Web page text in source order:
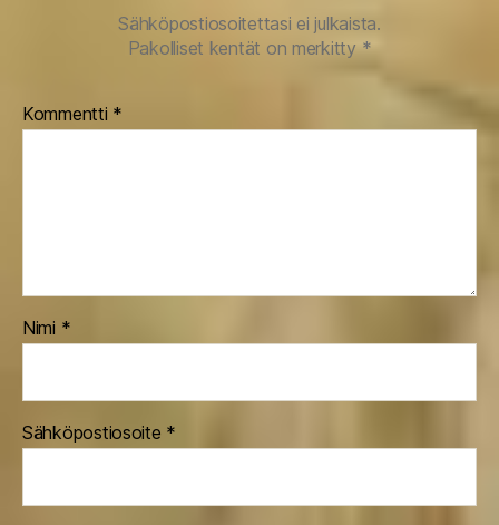
Sähköpostiosoitettasi ei julkaista.
Pakolliset kentät on merkitty *
Kommentti *
Nimi *
Sähköpostiosoite *